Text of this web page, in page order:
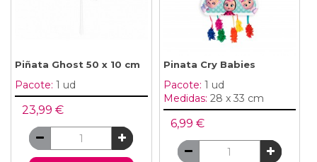
Piñata Ghost 50 x 10 cm
Pacote: 1 ud
23,99 €
Pinata Cry Babies
Pacote: 1 ud
Medidas: 28 x 33 cm
6,99 €